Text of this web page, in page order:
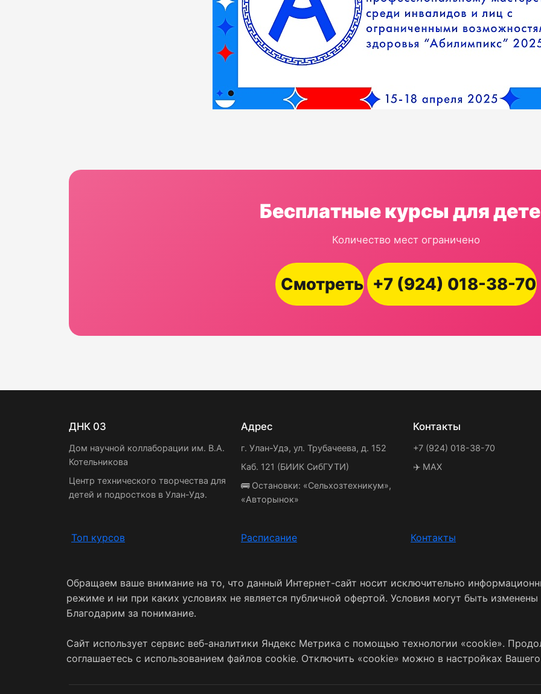
Бесплатные курсы для
Количество мест ограничено
Смотреть +7 (924) 018-38-70
ДНК 03
Дом научной коллаборации им. В.А.
Котельникова
Центр технического творчества для
детей и подростков в Улан-Удэ.
Адрес
г. Улан-Удэ, ул. Трубачеева, д. 152
Каб. 121 (БИИК СибГУТИ)
🚌 Остановки: «Сельхозтехникум»,
«Авторынок»
Контакты
+7 (924) 018-38-70
✈️ MAX
Топ курсов Расписание Контакты
Обращаем ваше внимание на то, что данный Интернет-сайт носит исключительно
режиме и ни при каких условиях не является публичной офертой. Условия могут быть
Благодарим за понимание.
Сайт использует сервис веб-аналитики Яндекс Метрика с помощью технологии «cookie».
соглашаетесь с использованием файлов cookie. Отключить «cookie» можно в настройках